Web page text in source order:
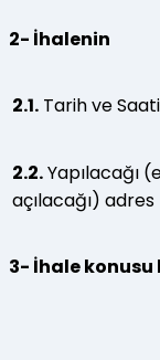
2- İhalenin
2.1. Tarih ve Saati
2.2.Yapılacağı
açılacağı) adres
3- İhale konusu